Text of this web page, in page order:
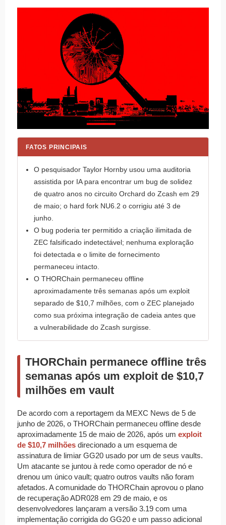
FATOS PRINCIPAIS
O pesquisador Taylor Hornby usou uma auditoria
assistida por IA para encontrar um bug de solidez
de quatro anos no circuito Orchard do Zcash em 29
de maio; o hard fork NU6.2 o corrigiu até 3 de
junho.
O bug poderia ter permitido a criação ilimitada de
ZEC falsificado indetectável; nenhuma exploração
foi detectada e o limite de fornecimento
permaneceu intacto.
O THORChain permaneceu offline
aproximadamente três semanas após um exploit
separado de $10,7 milhões, com o ZEC planejado
como sua próxima integração de cadeia antes que
a vulnerabilidade do Zcash surgisse.
THORChain permanece offline três
semanas após um exploit de $10,7
milhões em vault
De acordo com a reportagem da MEXC News de 5 de
junho de 2026, o THORChain permaneceu offline desde
aproximadamente 15 de maio de 2026, após um exploit
de $10,7 milhões direcionado a um esquema de
assinatura de limiar GG20 usado por um de seus vaults.
Um atacante se juntou à rede como operador de nó e
drenou um único vault; quatro outros vaults não foram
afetados. A comunidade do THORChain aprovou o plano
de recuperação ADR028 em 29 de maio, e os
desenvolvedores lançaram a versão 3.19 com uma
implementação corrigida do GG20 e um passo adicional